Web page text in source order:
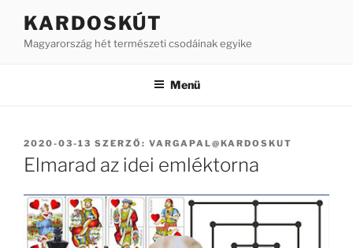
KARDOSKÚT
Magyarország hét természeti csodáinak egyike
Menü
BEKÜLDVE:
2020-03-13 SZERZŐ: VARGAPAL@KARDOSKUT
Elmarad az idei emléktorna